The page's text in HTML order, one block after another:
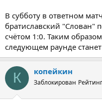
В субботу в ответном
братиславский "Слован"
счётом 1:0. Таким
следующем раунде
К копейкин
Заблокирован